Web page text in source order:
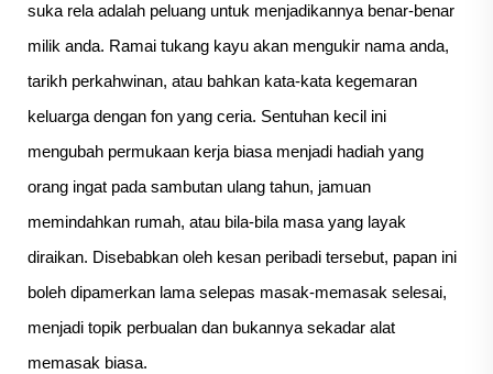
suka rela adalah peluang untuk menjadikannya benar-benar
milik anda. Ramai tukang kayu akan mengukir nama anda,
tarikh perkahwinan, atau bahkan kata-kata kegemaran
keluarga dengan fon yang ceria. Sentuhan kecil ini
mengubah permukaan kerja biasa menjadi hadiah yang
orang ingat pada sambutan ulang tahun, jamuan
memindahkan rumah, atau bila-bila masa yang layak
diraikan. Disebabkan oleh kesan peribadi tersebut, papan ini
boleh dipamerkan lama selepas masak-memasak selesai,
menjadi topik perbualan dan bukannya sekadar alat
memasak biasa.